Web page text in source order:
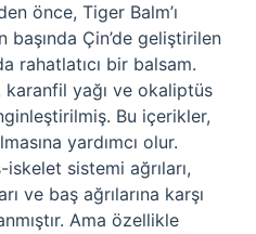
önce, Tiger Balm’ı
başında Çin’de geliştirilen
rahatlatıcı bir balsam.
yağı ve okaliptüs
Bu içerikler,
yardımcı olur.
sistemi ağrıları,
ve baş ağrılarına karşı
Ama özellikle